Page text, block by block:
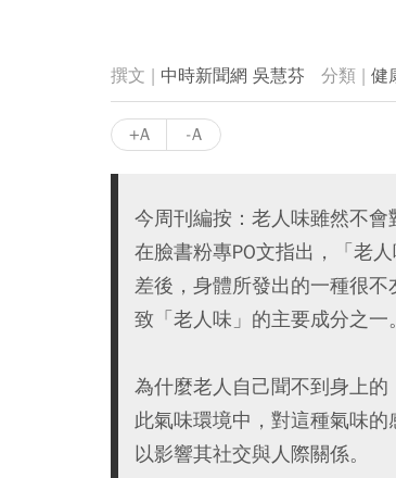
中時新聞網 吳慧芬 健
+A -A
今周刊編按：老人味雖然不
在臉書粉專PO文指出，「老
差後，身體所發出的一種很
致「老人味」的主要成分之一。
為什麼老人自己聞不到身上
此氣味環境中，對這種氣味
以影響其社交與人際關係。